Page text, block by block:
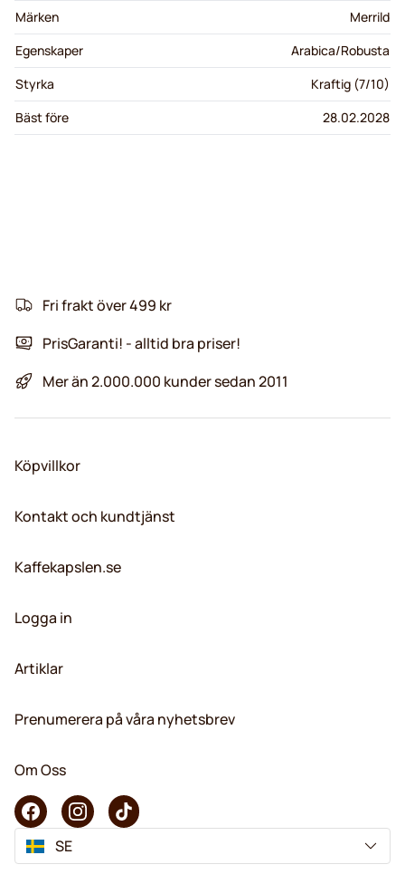
Märken
Merrild
Egenskaper
Arabica/Robusta
Styrka
Kraftig (7/10)
Bäst före
28.02.2028
Fri frakt över 499 kr
PrisGaranti! - alltid bra priser!
Mer än 2.000.000 kunder sedan 2011
Köpvillkor
Kontakt och kundtjänst
Kaffekapslen.se
Logga in
Artiklar
Prenumerera på våra nyhetsbrev
Om Oss
SE